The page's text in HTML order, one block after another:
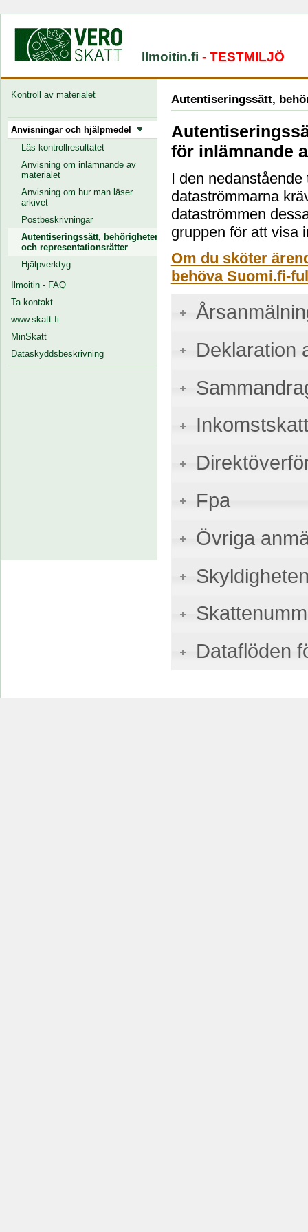
Ilmoitin.fi - TESTMILJÖ
Kontroll av materialet
Anvisningar och hjälpmedel
Läs kontrollresultatet
Anvisning om inlämnande av
materialet
Anvisning om hur man läser
arkivet
Postbeskrivningar
Autentiseringssätt, behörigheter
och representationsrätter
Hjälpverktyg
Ilmoitin - FAQ
Ta kontakt
www.skatt.fi
MinSkatt
Dataskyddsbeskrivning
Autentiseringssätt,
för inlämnande
I den
dataströmmarna
dataströmmen
gruppen för att visa
Om du sköter
behöva Suomi.fi-
Deklaration
Fpa
Övriga
Dataflöden